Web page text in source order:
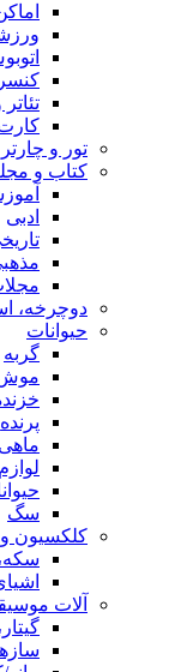
تور و چارتر
کتاب و
ادبی
دوچرخه،
حیوانات
گربه
پرنده
ماهی
سگ
کلکسیون
آلات